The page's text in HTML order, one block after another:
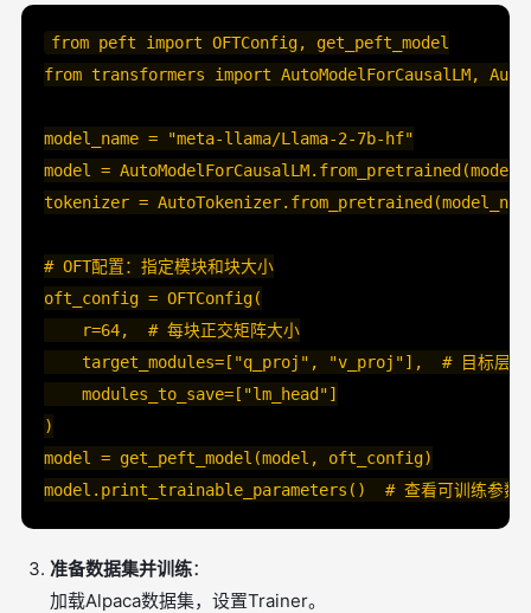
from peft import OFTConfig, get_peft_model
from transformers import AutoModelForCausalLM,
model_name = "meta-llama/Llama-2-7b-hf"
model =
tokenizer =
# OFT配置：指定模块和块大小
oft_config = OFTConfig(
    r=64,  # 每块正交矩阵大小
    target_modules=["q_proj", "v_proj"],  # 目标层
    modules_to_save=["lm_head"]
)
model = get_peft_model(model, oft_config)
准备数据集并训练：
加载Alpaca数据集，设置Trainer。